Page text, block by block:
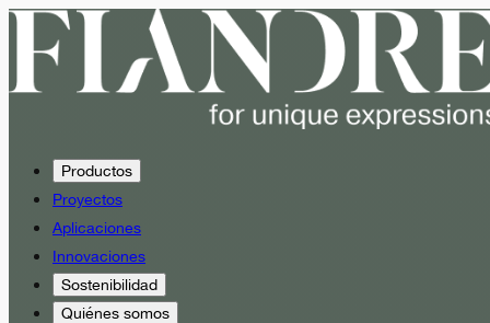
Productos
Proyectos
Aplicaciones
Innovaciones
Sostenibilidad
Quiénes somos